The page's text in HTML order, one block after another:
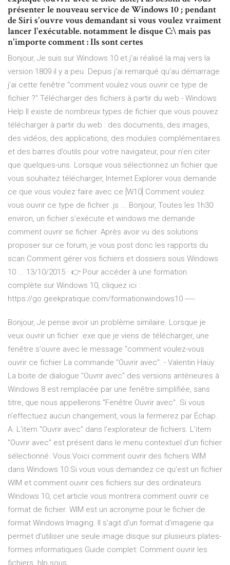
présenter le nouveau service de Windows 10 ; pendant
de Siri s'ouvre vous demandant si vous voulez vraiment
lancer l'exécutable. notamment le disque C:\ mais pas
n'importe comment : Ils sont certes
Bonjour, Je suis sur Windows 10 et j'ai réalisé la maj vers la
version 1809 il y a peu. Depuis j'ai remarqué qu'au démarrage
j'ai cette fenêtre "comment voulez vous ouvrir ce type de
fichier ?" Télécharger des fichiers à partir du web - Windows
Help Il existe de nombreux types de fichier que vous pouvez
télécharger à partir du web : des documents, des images,
des vidéos, des applications, des modules complémentaires
et des barres d’outils pour votre navigateur, pour n’en citer
que quelques-uns. Lorsque vous sélectionnez un fichier que
vous souhaitez télécharger, Internet Explorer vous demande
ce que vous voulez faire avec ce [W10] Comment voulez
vous ouvrir ce type de fichier .js ... Bonjour, Toutes les 1h30
environ, un fichier s'exécute et windows me demande
comment ouvrir se fichier. Après avoir vu des solutions
proposer sur ce forum, je vous post donc les rapports du
scan Comment gérer vos fichiers et dossiers sous Windows
10 ... 13/10/2015 · 👉 Pour accéder à une formation
complète sur Windows 10, cliquez ici :
https://go.geekpratique.com/formationwindows10 -----
Bonjour, Je pense avoir un problème similaire. Lorsque je
veux ouvrir un fichier .exe que je viens de télécharger, une
fenêtre s'ouvre avec le message "comment voulez-vous
ouvrir ce fichier La commande "Ouvrir avec". - Valentin Haüy
La boite de dialogue "Ouvrir avec" des versions antérieures à
Windows 8 est remplacée par une fenêtre simplifiée, sans
titre, que nous appellerons "Fenêtre Ouvrir avec". Si vous
n'effectuez aucun changement, vous la fermerez par Échap.
A. L'item "Ouvrir avec" dans l'explorateur de fichiers. L'item
"Ouvrir avec" est présent dans le menu contextuel d'un fichier
sélectionné. Vous Voici comment ouvrir des fichiers WIM
dans Windows 10 Si vous vous demandez ce qu'est un fichier
WIM et comment ouvrir ces fichiers sur des ordinateurs
Windows 10, cet article vous montrera comment ouvrir ce
format de fichier. WIM est un acronyme pour le fichier de
format Windows Imaging. Il s'agit d'un format d'imagerie qui
permet d'utiliser une seule image disque sur plusieurs plates-
formes informatiques Guide complet: Comment ouvrir les